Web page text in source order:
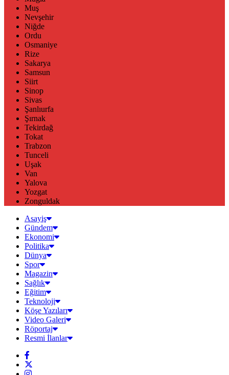
Muş
Nevşehir
Niğde
Ordu
Osmaniye
Rize
Sakarya
Samsun
Siirt
Sinop
Sivas
Şanlıurfa
Şırnak
Tekirdağ
Tokat
Trabzon
Tunceli
Uşak
Van
Yalova
Yozgat
Zonguldak
Asayiş
Gündem
Ekonomi
Politika
Dünya
Spor
Magazin
Sağlık
Eğitim
Teknoloji
Köşe Yazıları
Video Galeri
Röportaj
Resmi İlanlar